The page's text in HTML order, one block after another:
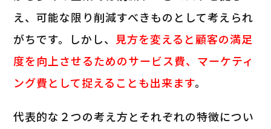
え、可能な限り削減すべきものとして考えられ
がちです。しかし、 見方を変えると顧客の満足
度を向上させるためのサービス費、マーケティ
ング費として捉えることも出来ます。
代表的な２つの考え方とそれぞれの特徴につい